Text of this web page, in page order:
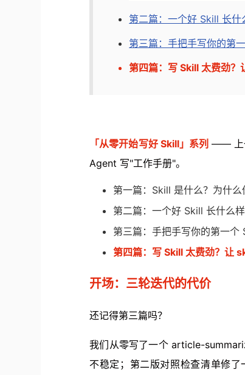
第二篇：一个好 Skill 长
第三篇：手把手写你的第
第四篇：写 Skill 太费劲
「从零开始写好 Skill」系列 —— 上
Agent 写"工作手册"。
第一篇：Skill 是什么？为什么
第二篇：一个好 Skill 长什么
第三篇：手把手写你的第一个
第四篇：写 Skill 太费劲？让
开场：三轮迭代的代价
还记得第三篇吗？
我们从零写了一个 article-
不稳定；第二版对照检查清单修